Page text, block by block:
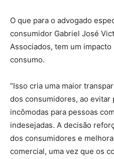
O que para o advogado
consumidor Gabriel José
Associados, tem um
consumo.
“Isso cria uma maior
dos consumidores, ao evitar
incômodas para pessoas
indesejadas. A decisão
dos consumidores e
comercial, uma vez que os